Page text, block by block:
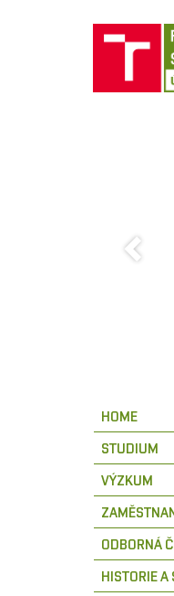
HOME
STUDIUM
VÝZKUM
ODBORNÁ
HISTORIE A